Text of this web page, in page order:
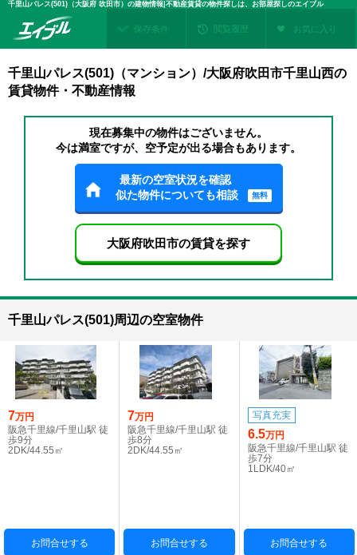
千里山パレス(501)（大阪府 吹田市）の建物情報|不動産賃貸の物件探しは、お部屋探しのエイブル
保存条件 閲覧履歴 お気に入り
千里山パレス(501)（マンション）/大阪府吹田市千里山西の
賃貸物件・不動産情報
現在募集中の物件はございません。
今は満室ですが、空予定が出る場合もあります。
最新の空室状況を確認
似た物件についても相談
無料
大阪府吹田市の賃貸を探す
千里山パレス(501)周辺の空室物件
7万円
阪急千里線/千里山駅 徒
歩9分
2DK/44.55㎡
お問合せする
7万円
阪急千里線/千里山駅 徒
歩8分
2DK/44.55㎡
お問合せする
写真充実
6.5万円
阪急千里線/千里山駅 徒
歩7分
1LDK/40㎡
お問合せする